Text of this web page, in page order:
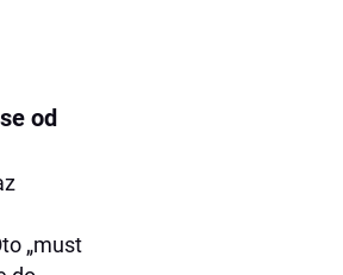
od
„must